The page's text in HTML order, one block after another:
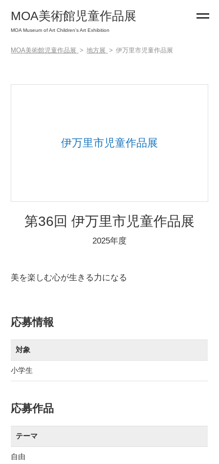
MOA美術館児童作品展
MOA Museum of Art Children's Art Exhibition
MOA美術館児童作品展 地方展 伊万里市児童作品展
伊万里市児童作品展
第36回 伊万里市児童作品展
2025年度
美を楽しむ心が生きる力になる
応募情報
対象
小学生
応募作品
テーマ
自由